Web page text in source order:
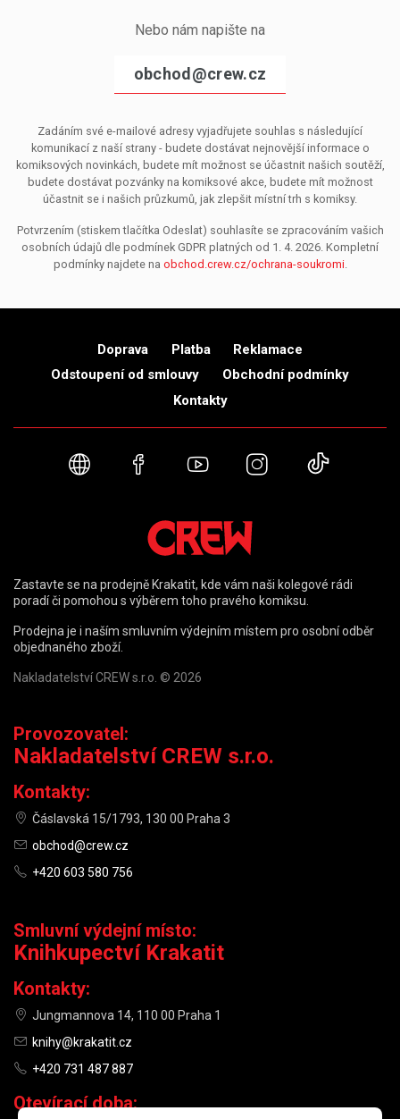
Nebo nám napište na
obchod@crew.cz
Zadáním své e-mailové adresy vyjadřujete souhlas s následující
komunikací z naší strany - budete dostávat nejnovější informace o
komiksových novinkách, budete mít možnost se účastnit našich soutěží,
budete dostávat pozvánky na komiksové akce, budete mít možnost
účastnit se i našich průzkumů, jak zlepšit místní trh s komiksy.
Potvrzením (stiskem tlačítka Odeslat) souhlasíte se zpracováním vašich
osobních údajů dle podmínek GDPR platných od 1. 4. 2026. Kompletní
podmínky najdete na obchod.crew.cz/ochrana-soukromi.
Doprava Platba
Reklamace
Odstoupení od smlouvy
Obchodní podmínky
Kontakty
Webové stránky
FacebookYouTubeInstagram
Zastavte se na prodejně Krakatit, kde vám naši kolegové rádi
poradí či pomohou s výběrem toho pravého komiksu.
Prodejna je i naším smluvním výdejním místem pro osobní odběr
objednaného zboží.
Nakladatelství CREW s.r.o. © 2026
Provozovatel:
Nakladatelství CREW s.r.o.
Kontakty:
Čáslavská 15/1793, 130 00 Praha 3
obchod@crew.cz
+420 603 580 756
Smluvní výdejní místo:
Knihkupectví Krakatit
Kontakty:
Jungmannova 14, 110 00 Praha 1
knihy@krakatit.cz
+420 731 487 887
Otevírací doba: